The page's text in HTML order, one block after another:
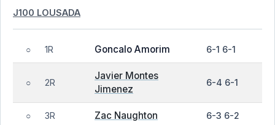
J100 LOUSADA
○ 1R Goncalo Amorim 6-1 6-1
○ 2R
Javier Montes
Jimenez
6-4 6-1
○ 3R Zac Naughton 6-3 6-2